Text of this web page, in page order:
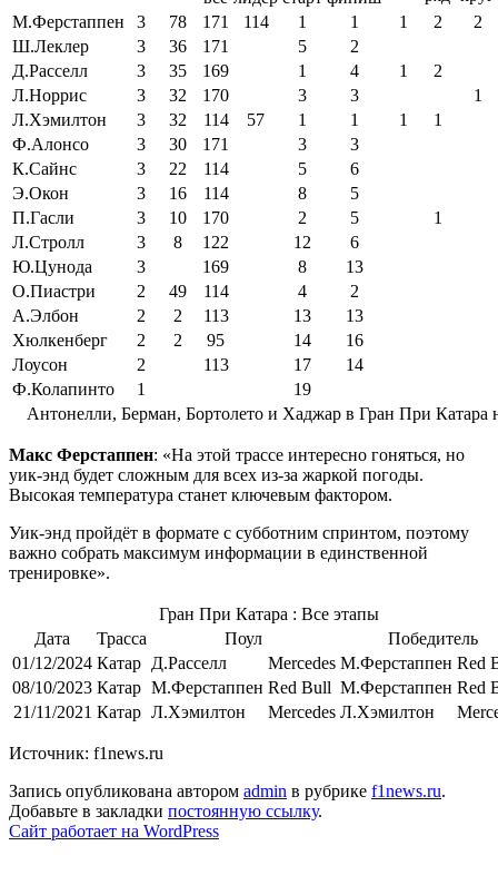
М.Ферстаппен
3 78 171 114 1 1 1 2
2
Ш.Леклер
3 36 171 5
2
Д.Расселл
3 35 169 1 4 1
2
Л.Норрис
3 32 170 3 3
1
Л.Хэмилтон
3 32 114 57 1 1 1
1
Ф.Алонсо
3 30 171 3
3
К.Сайнс
3 22 114 5
6
Э.Окон
3 16 114 8
5
П.Гасли
3 10 170 2 5
1
Л.Стролл
3 8 122 12
6
Ю.Цунода
3 169 8
13
О.Пиастри
2 49 114 4
2
А.Элбон
2 2 113 13
13
Хюлкенберг
2 2 95 14
16
Лоусон
2 113 17
14
Ф.Колапинто
1
19
Антонелли, Берман, Бортолето и Хаджар в Гран При Катара
Макс Ферстаппен: «На этой трассе интересно гоняться, но
уик-энд будет сложным для всех из-за жаркой погоды.
Высокая температура станет ключевым фактором.
Уик-энд пройдёт в формате с субботним спринтом, поэтому
важно собрать максимум информации в единственной
тренировке».
Гран При Катара : Все этапы
Дата
Трасса Поул
Победитель
01/12/2024 Катар Д.Расселл Mercedes М.Ферстаппен Red
08/10/2023 Катар М.Ферстаппен Red Bull М.Ферстаппен Red
21/11/2021 Катар Л.Хэмилтон Mercedes Л.Хэмилтон
Источник: f1news.ru
Запись опубликована автором admin в рубрике f1news.ru.
Добавьте в закладки постоянную ссылку.
Сайт работает на WordPress